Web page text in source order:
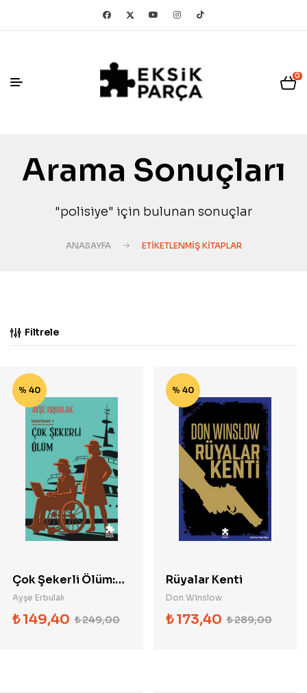
0
Arama Sonuçları
"polisiye" için bulunan sonuçlar
ANASAYFA ETIKETLENMIŞ KITAPLAR
Filtrele
% 40
Çok Şekerli Ölüm:
Dedektif Kadınlar- 1
Ayşe Erbulak
₺249,00
₺149,40
% 40
Rüyalar Kenti
Don Winslow
₺289,00
₺173,40